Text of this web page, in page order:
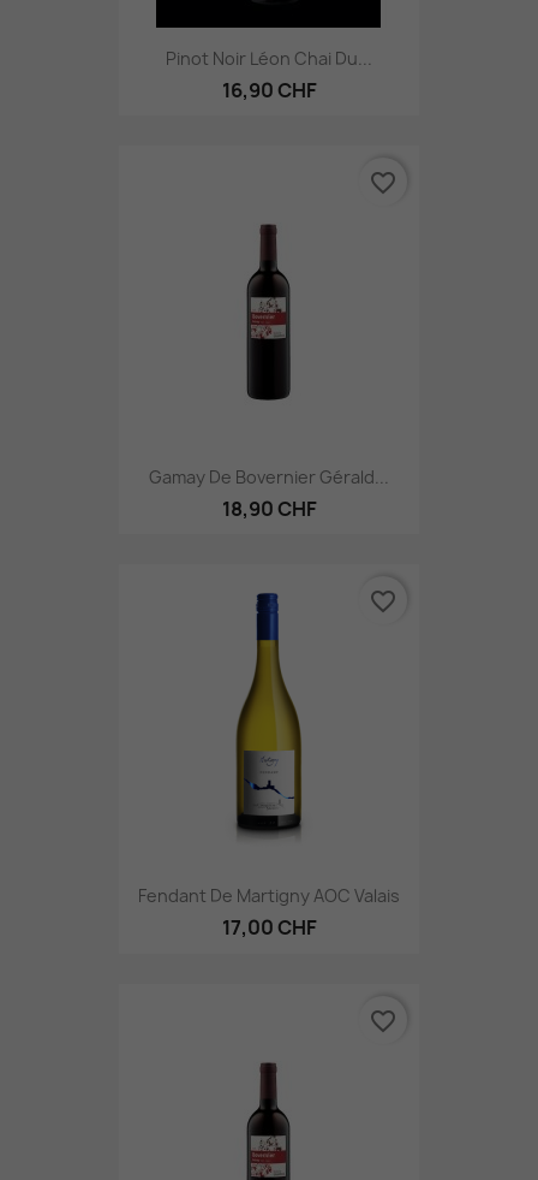
Pinot Noir Léon Chai Du...
16,90 CHF
Gamay De Bovernier Gérald...
18,90 CHF
favorite_border
Fendant De Martigny AOC Valais
17,00 CHF
favorite_border
favorite_border